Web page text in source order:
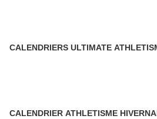
CALENDRIERS ULTIMATE
CALENDRIER ATHLETISME